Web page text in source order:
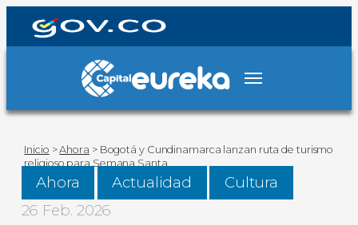
Inicio >Ahora > Bogotá y Cundinamarca lanzan ruta de turismo
religioso para Semana Santa
Ahora Actualidad
Cultura
26 Feb. 2026